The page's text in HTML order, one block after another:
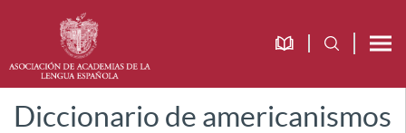
Diccionario de americanismos